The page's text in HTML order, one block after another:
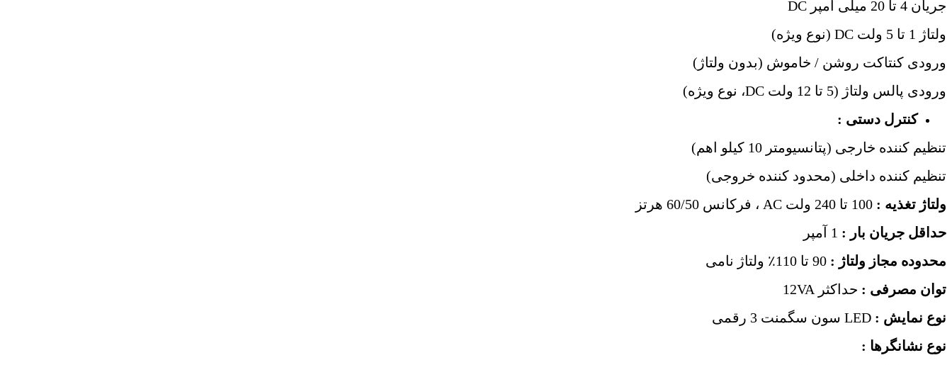
جریان 4 تا 20 میلی ‌آمپر DC
ولتاژ 1 تا 5 ولت DC (نوع ویژه)
ورودی کنتاکت روشن / خاموش (بدون ولتاژ)
ورودی پالس ولتاژ (5 تا 12 ولت DC، نوع ویژه)
کنترل دستی :
تنظیم ‌کننده خارجی (پتانسیومتر 10 کیلو اهم)
تنظیم‌ کننده داخلی (محدود کننده خروجی)
ولتاژ تغذیه :
حداقل جریان بار :
محدوده مجاز ولتاژ :
توان مصرفی : حداکثر 12VA
نوع نمایش :
نوع نشانگرها :